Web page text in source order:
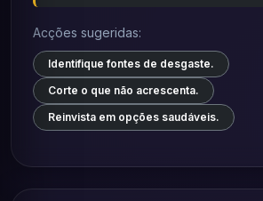
Acções sugeridas:
Identifique fontes de desgaste.
Corte o que não acrescenta.
Reinvista em opções saudáveis.